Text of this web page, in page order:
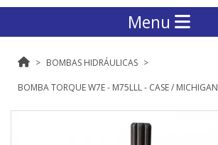
Menu
BOMBAS HIDRÁULICAS
BOMBA TORQUE W7E - M75LLL - CASE / MICHIGAN